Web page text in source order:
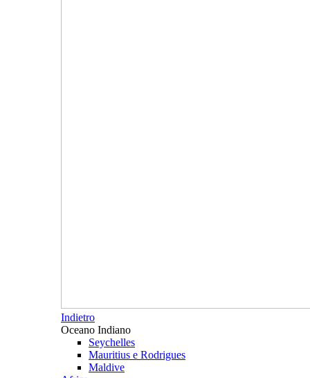
Indietro
Oceano Indiano
Seychelles
Mauritius e Rodrigues
Maldive